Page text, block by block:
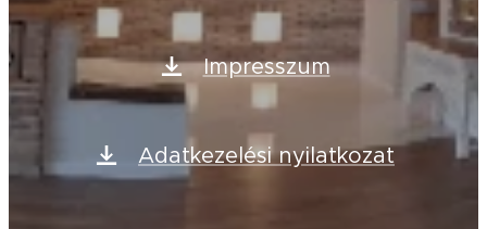
Impresszum
Adatkezelési nyilatkozat